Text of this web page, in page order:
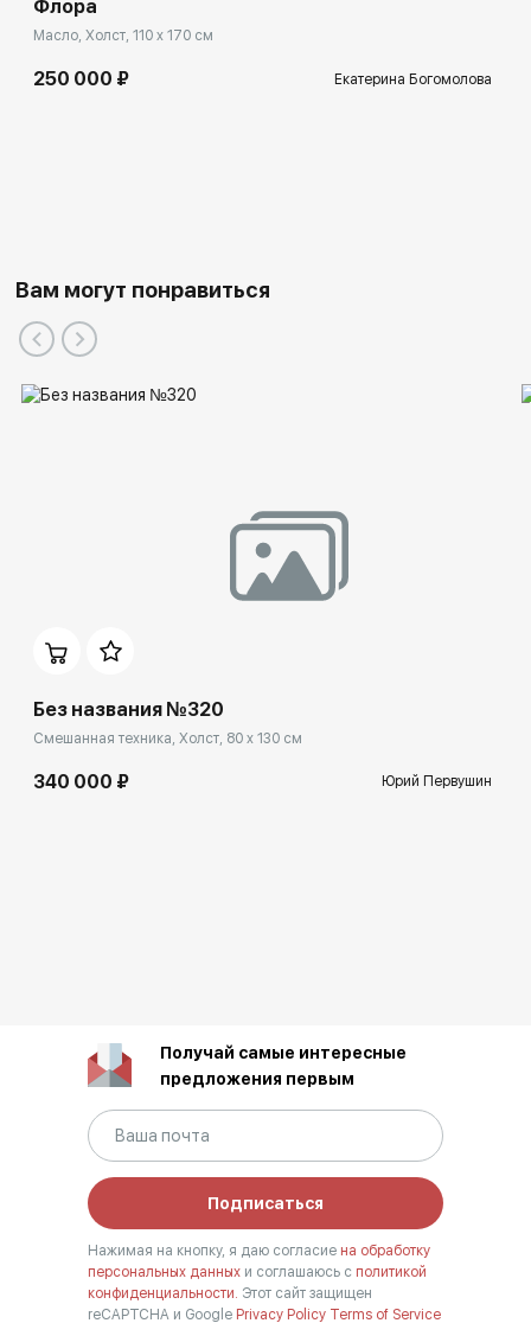
Флора
Масло, Холст, 110 x 170 см
250 000 ₽ Екатерина Богомолова
Вам могут понравиться
Без названия №320
Смешанная техника, Холст, 80 x 130 см
340 000 ₽ Юрий Первушин
Получай самые интересные
предложения первым
Подписаться
Нажимая на кнопку, я даю согласие на обработку
персональных данных и соглашаюсь с политикой
конфиденциальности. Этот сайт защищен
reCAPTCHA и Google Privacy Policy Terms of Service